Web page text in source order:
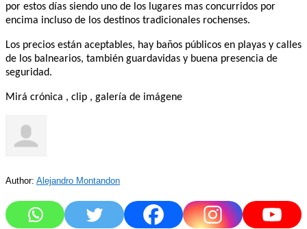
por estos días siendo uno de los lugares mas concurridos por
encima incluso de los destinos tradicionales rochenses.
Los precios están aceptables, hay baños públicos en playas y calles
de los balnearios, también guardavidas y buena presencia de
seguridad.
Mirá crónica , clip , galería de imágene
Author: Alejandro Montandon